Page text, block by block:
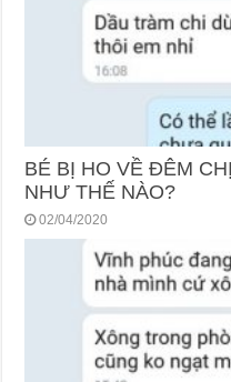
BÉ BỊ HO VỀ ĐÊM
NHƯ THẾ NÀO?
02/04/2020